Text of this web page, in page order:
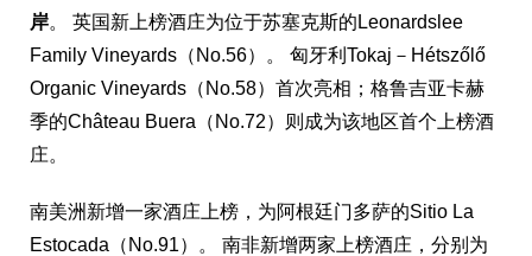
岸。 英国新上榜酒庄为位于苏塞克斯的 Leonardslee
Family Vineyards （ No.56）。 匈牙利 Tokaj－Hétszőlő
Organic Vineyards （ No.58）首次亮相；格鲁吉亚卡赫
季的Château Buera （ No.72） 则 成为该地区首个上榜酒
庄。
南美洲新增一家酒庄上榜， 为阿根廷门多萨的Sitio La
Estocada （ No.91）。 南非新增两家上榜酒庄，分别 为